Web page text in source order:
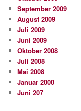
September 2009
August 2009
Juli 2009
Juni 2009
Oktober 2008
Juli 2008
Mai 2008
Januar 2000
Juni 207